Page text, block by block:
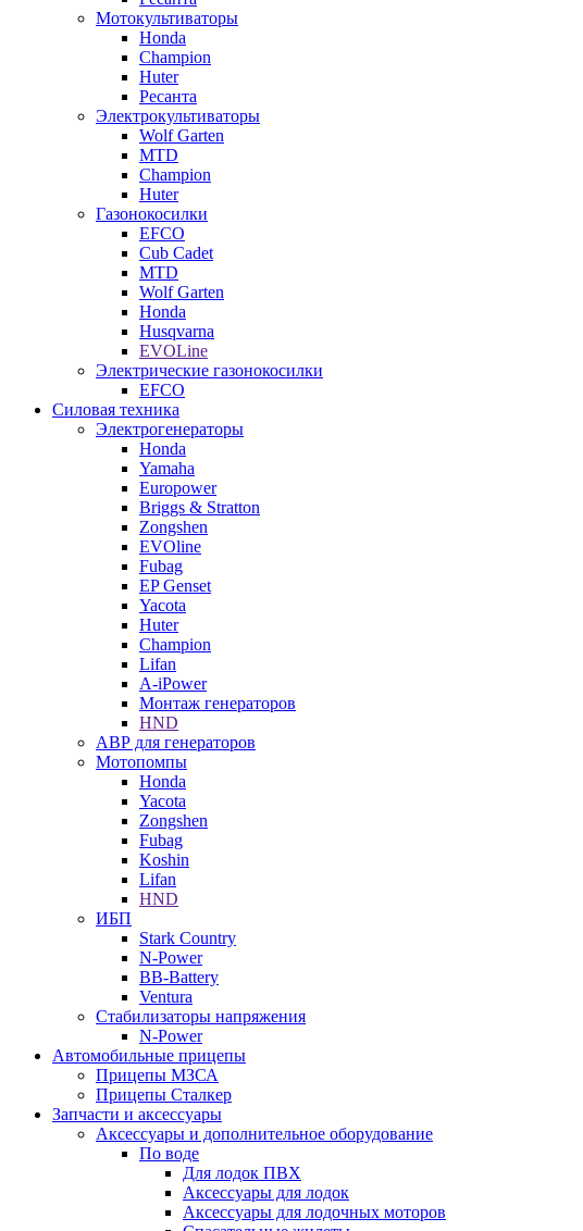
Мотокультиваторы
Honda
Champion
Huter
Ресанта
Электрокультиваторы
Wolf Garten
MTD
Champion
Huter
Газонокосилки
EFCO
Cub Cadet
MTD
Wolf Garten
Honda
Husqvarna
EVOLine
Электрические газонокосилки
EFCO
Силовая техника
Электрогенераторы
Honda
Yamaha
Europower
Briggs & Stratton
Zongshen
EVOline
Fubag
EP Genset
Yacota
Huter
Champion
Lifan
A-iPower
Монтаж генераторов
HND
АВР для генераторов
Мотопомпы
Honda
Yacota
Zongshen
Fubag
Koshin
Lifan
HND
ИБП
Stark Country
N-Power
BB-Battery
Ventura
Стабилизаторы напряжения
N-Power
Автомобильные прицепы
Прицепы МЗСА
Прицепы Сталкер
Запчасти и аксессуары
Аксессуары и дополнительное оборудование
По воде
Для лодок ПВХ
Аксессуары для лодок
Аксессуары для лодочных моторов